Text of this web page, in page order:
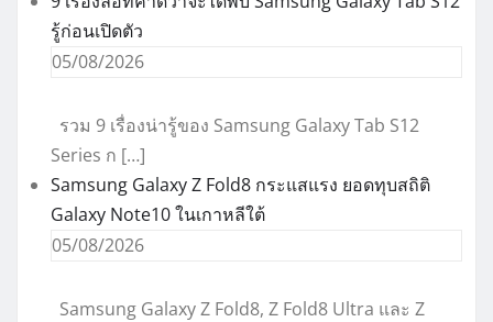
รู้ก่อนเปิดตัว
05/08/2026
รวม 9 เรื่องน่ารู้ของ Samsung Galaxy Tab S12
Series ก […]
Samsung Galaxy Z Fold8 กระแสแรง ยอดทุบสถิติ
Galaxy Note10 ในเกาหลีใต้
05/08/2026
Samsung Galaxy Z Fold8, Z Fold8 Ultra และ Z